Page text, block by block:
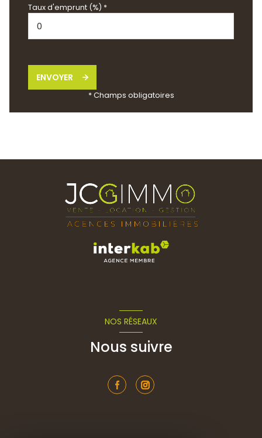
Taux d'emprunt (%) *
ENVOYER
* Champs obligatoires
NOS RÉSEAUX
Nous suivre